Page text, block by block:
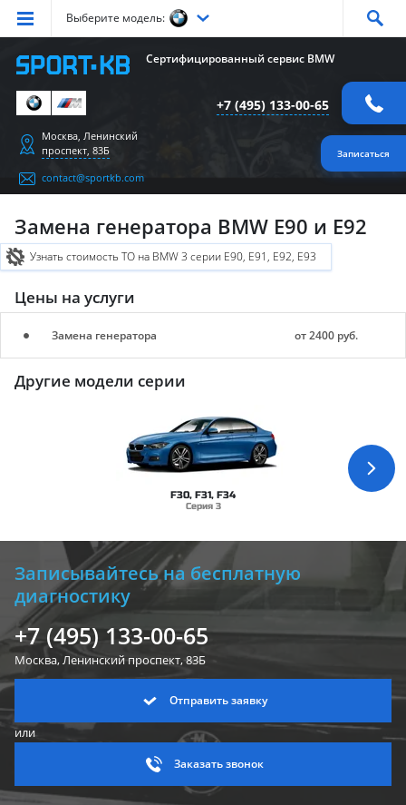
Выберите модель:
Серия Серия Серия
СерияX3
Серия X4 X6 СерияZ4 СерияM
Сертифицированный сервис BMW
+7 (495) 133-00-65
Записаться
Москва, Ленинский
проспект, 83Б
contact@sportkb.com
Замена генератора BMW E90 и E92
Узнать стоимость ТО на BMW 3 серии E90, E91, E92, E93
Цены на услуги
Замена генератора от 2400 руб.
Другие модели серии
F30, F31, F34
Серия 3
Записывайтесь на бесплатную
диагностику
+7 (495) 133-00-65
Москва, Ленинскийпроспект, 83Б
Отправить заявку
или
Заказать звонок